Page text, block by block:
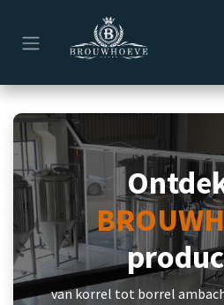
Overslaan naar inhoud
van korrel tot borrel